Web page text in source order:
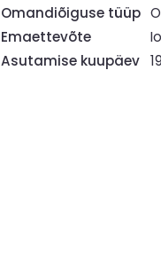
Omandiõiguse tüüp
Emaettevõte
Asutamise kuupäev